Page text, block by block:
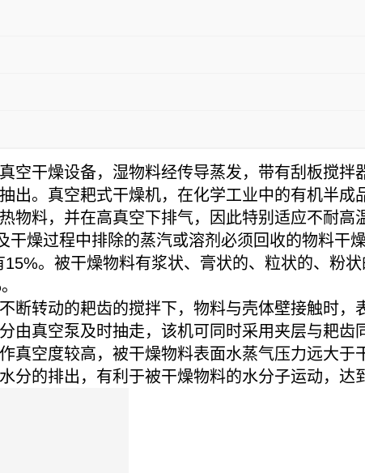
空干燥设备，湿物料经传导蒸发，带有刮板搅拌
出。真空耙式干燥机，在化学工业中的有机半成
物料，并在高真空下排气，因此特别适应不耐高
干燥过程中排除的蒸汽或溶剂必须回收的物料干
。被干燥物料有浆状、膏状的、粒状的、粉
断转动的耙齿的搅拌下，物料与壳体壁接触时，
由真空泵及时抽走，该机可同时采用夹层与耙齿
真空度较高，被干燥物料表面水蒸气压力远大于
分的排出，有利于被干燥物料的水分子运动，达